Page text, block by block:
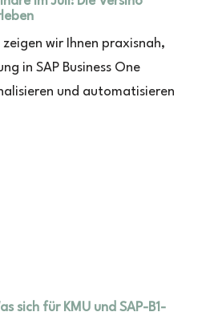
wir Ihnen praxisnah,
in SAP Business One
und automatisieren
sich für KMU und SAP-B1-